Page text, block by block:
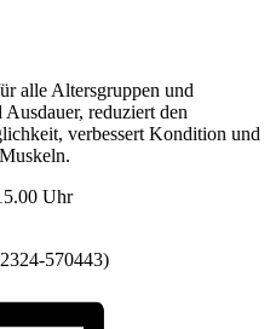
alle Altersgruppen und
reduziert den
verbessert Kondition und
Uhr
570443)